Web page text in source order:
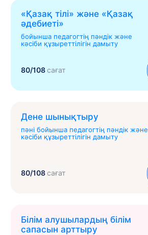
«Қазақ тілі» жəне «Қазақ
əдебиеті»
бойынша педагогтің пәндік және
кәсіби құзыреттілігін дамыту
80/108сағат
Дене шынықтыру
пәні бойынша педагогтің пәндік және
кәсіби құзыреттілігін дамыту
80/108сағат
Білім алушылардың білім
сапасын арттыру